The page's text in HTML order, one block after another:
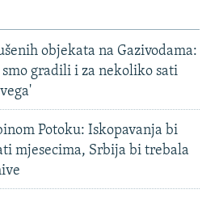
objekata na Gazivodama:
smo gradili i za nekoliko sati
Potoku: Iskopavanja bi
mjesecima, Srbija bi trebala